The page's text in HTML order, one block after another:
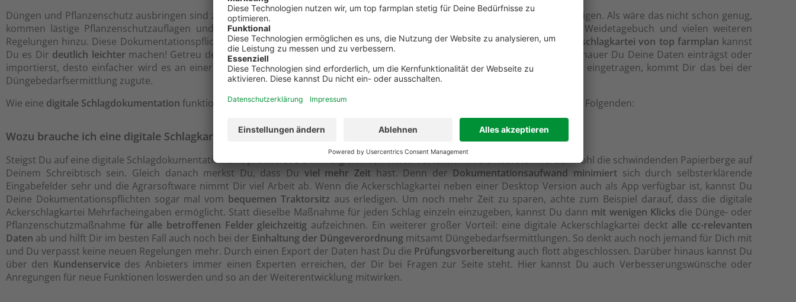
Düngen und Pflanzenschutz ausbringen sind zwei der immer wiederkehrenden Maßnahmen, die einen Ackerbauer viel beschäftigen. Als wäre das nicht schon genug,
kommen lästige Pflanzenschutzauflagen und dieDüngeverordnung
mitsamt ihrer Düngebedarfsermittlung, roten Gebiete, Weidetagebuch und vielen weiteren
Regelungen hinzu. Diese Dokumentationspflichten unter einen Hut zu bekommen ist nicht gerade einfach? Aber mit der Ackerschlagkartei von top farmplan kannst
Du es Dir deutlich leichtermachen! Getreu dem Motto„man erntet, was man sät“startet alles mit Deinen Flächendaten. Je genauer Du Deine Daten einträgst oder
importierst, desto einfacher wird es an einer anderen Stelle für Dich. Hast Du zum Beispiel alle Düngemaßnahmen lückenlos eingetragen, kommt Dir das bei der
Düngebedarfsermittlung zugute.
Wie eine digitale Schlagdokumentation funktioniert und was Dich in unserer Ackerschlagkartei noch alles erwartet erfährst Du im Folgenden:
Wozu brauche ich eine digitale Schlagkartei?
Steigst Du auf eine digitale Schlagdokumentation um, profitierst Du im Vergleich vonvielen Vorteilen. Am sichtbarsten werden wohl die schwindenden Papierberge auf
Deinem Schreibtisch sein. Gleich danach merkst Du, dass Du viel mehr Zeithast. Denn der Dokumentationsaufwand minimiert sich durch selbsterklärende
Eingabefelder sehr und die Agrarsoftware nimmt Dir viel Arbeit ab. Wenn die Ackerschlagkartei neben einer Desktop Version auch als App verfügbar ist, kannst Du
Deine Dokumentationspflichten sogar mal vom bequemen Traktorsitz aus erledigen. Um noch mehr Zeit zu sparen, achte zum Beispiel darauf, dass die digitale
Ackerschlagkartei Mehrfacheingaben ermöglicht. Statt dieselbe Maßnahme für jeden Schlag einzeln einzugeben, kannst Du dann mit wenigen Klicks die Dünge- oder
Pflanzenschutzmaßnahme für alle betroffenen Felder gleichzeitig aufzeichnen. Ein weiterer großer Vorteil: eine digitale Ackerschlagkartei deckt alle cc-relevanten
Daten ab und hilft Dir im besten Fall auch noch bei der Einhaltung der Düngeverordnung mitsamt Düngebedarfsermittlungen. So denkt auch noch jemand für Dich mit
und Du verpasst keine neuen Regelungen mehr. Durch einen Export der Daten hast Du die Prüfungsvorbereitung auch flott abgeschlossen. Darüber hinaus kannst Du
über den Kundenservicedes Anbieters immer einen Experten erreichen, der Dir bei Fragen zur Seite steht. Hier kannst Du auch Verbesserungswünsche oder
Anregungen für neue Funktionen loswerden und so an der Weiterentwicklung mitwirken.